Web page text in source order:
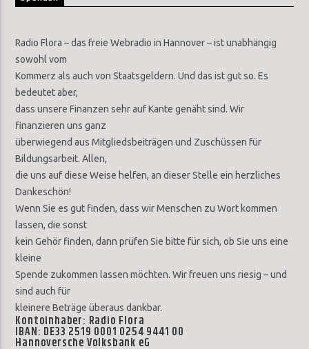
Radio Flora – das freie Webradio in Hannover – ist unabhängig
sowohl vom
Kommerz als auch von Staatsgeldern. Und das ist gut so. Es
bedeutet aber,
dass unsere Finanzen sehr auf Kante genäht sind. Wir
finanzieren uns ganz
überwiegend aus Mitgliedsbeiträgen und Zuschüssen für
Bildungsarbeit. Allen,
die uns auf diese Weise helfen, an dieser Stelle ein herzliches
Dankeschön!
Wenn Sie es gut finden, dass wir Menschen zu Wort kommen
lassen, die sonst
kein Gehör finden, dann prüfen Sie bitte für sich, ob Sie uns eine
kleine
Spende zukommen lassen möchten. Wir freuen uns riesig – und
sind auch für
kleinere Beträge überaus dankbar.
Kontoinhaber: Radio Flora
IBAN: DE33 2519 0001 0254 9441 00
Hannoversche Volksbank eG